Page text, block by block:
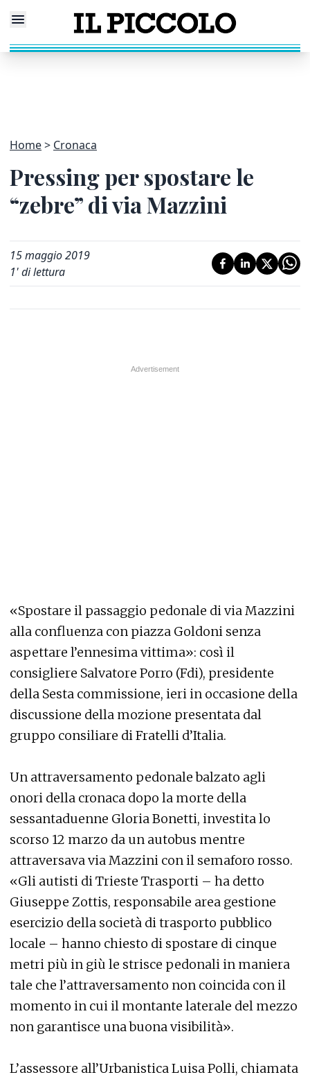
Home Cronaca
Pressing per spostare le
“zebre” di via Mazzini
15 maggio 2019
1' di lettura
«Spostare il passaggio pedonale di via Mazzini
alla confluenza con piazza Goldoni senza
aspettare l’ennesima vittima»: così il
consigliere Salvatore Porro (Fdi), presidente
della Sesta commissione, ieri in occasione della
discussione della mozione presentata dal
gruppo consiliare di Fratelli d’Italia.
Un attraversamento pedonale balzato agli
onori della cronaca dopo la morte della
sessantaduenne Gloria Bonetti, investita lo
scorso 12 marzo da un autobus mentre
attraversava via Mazzini con il semaforo rosso.
«Gli autisti di Trieste Trasporti – ha detto
Giuseppe Zottis, responsabile area gestione
esercizio della società di trasporto pubblico
locale – hanno chiesto di spostare di cinque
metri più in giù le strisce pedonali in maniera
tale che l’attraversamento non coincida con il
momento in cui il montante laterale del mezzo
non garantisce una buona visibilità».
L’assessore all’Urbanistica Luisa Polli, chiamata